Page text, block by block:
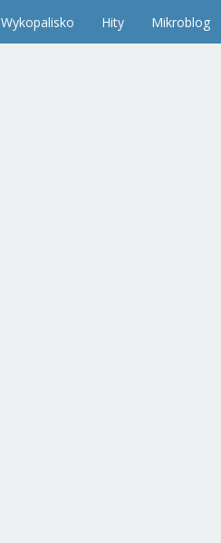
Wykopalisko Hity Mikroblog